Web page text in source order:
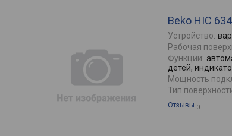
Beko HIC
Устройство:
Рабочая
Функции:
детей,
Мощность
Тип
Отзывы 0